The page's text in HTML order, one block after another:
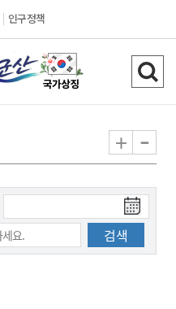
인구정책
검
색
기
+ -
색
종